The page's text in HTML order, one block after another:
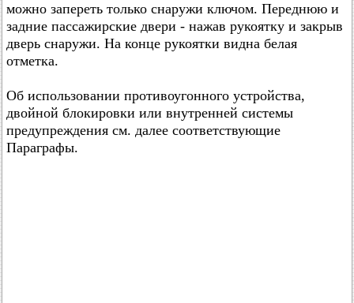
можно запереть только снаружи ключом. Переднюю и
задние пассажирские двери - нажав рукоятку и закрыв
дверь снаружи. На конце рукоятки видна белая
отметка.
Об использовании противоугонного устройства,
двойной блокировки или внутренней системы
предупреждения см. далее соответствующие
Параграфы.